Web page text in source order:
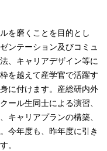
を磨くことを目的とし
ンテーション及びコミュ
、キャリアデザイン等に
を越えて産学官で活躍す
に付けます。産総研内外
ール生同士による演習、
キャリアプランの構築、
今年度も、昨年度に引き
。